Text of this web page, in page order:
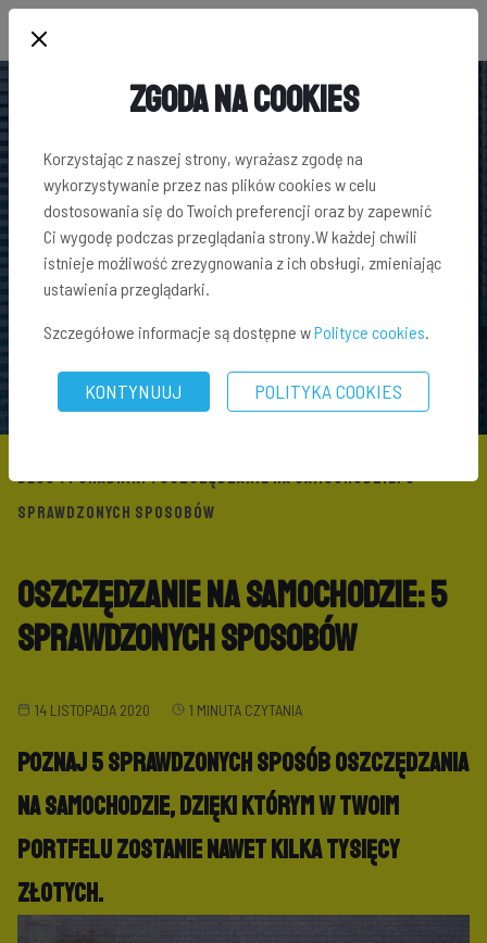
BLOG\PORADNIKI\ OSZCZĘDZANIE NA SAMOCHODZIE: 5
SPRAWDZONYCH SPOSOBÓW
Oszczędzanie na samochodzie: 5
sprawdzonych sposobów
14 LISTOPADA 2020 1 MINUTA CZYTANIA
Poznaj 5 sprawdzonych sposób oszczędzania
na samochodzie, dzięki którym w Twoim
portfelu zostanie nawet kilka tysięcy
złotych.
Zgoda na Cookies
Korzystając z naszej strony, wyrażasz zgodę na
wykorzystywanie przez nas plików cookies w celu
dostosowania się do Twoich preferencji oraz by zapewnić
Ci wygodę podczas przeglądania strony.W każdej chwili
istnieje możliwość zrezygnowania z ich obsługi, zmieniając
ustawienia przeglądarki.
Szczegółowe informacje są dostępne wPolityce cookies.
KONTYNUUJ POLITYKA COOKIES